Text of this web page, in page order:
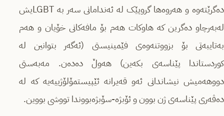
دەگرێتەوە و هەروەها گروپێک لە ئەندامانی سەر بە LGBTیش
لەبەرچاو دەگرین کە هاوکات هەم بۆ مافەکانی خۆیان و هەم
بەتایبەتی بۆ بزووتنەوەی فێمینیستی (ئەگەر بتوانین لە
کوردستاندا پێناسەی بکەین) هەوڵ دەدەن. مەبەستی
دووهەمیش نیشاندانی ئەو قەیرانە ئێپیستمۆلۆژییەیە کە لە
دەڤەری پێناسەی ژن بوون و ئۆبژە-سۆبژەبووندا تووشی بووین.